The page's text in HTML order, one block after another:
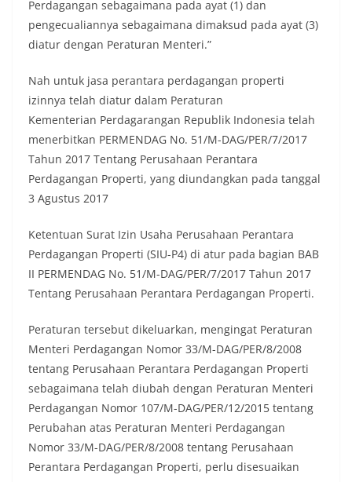
Perdagangan sebagaimana pada ayat (1) dan
pengecualiannya sebagaimana dimaksud pada ayat (3)
diatur dengan Peraturan Menteri.”
Nah untuk jasa perantara perdagangan properti
izinnya telah diatur dalam Peraturan
Kementerian Perdagarangan Republik Indonesia telah
menerbitkan PERMENDAG No. 51/M-DAG/PER/7/2017
Tahun 2017 Tentang Perusahaan Perantara
Perdagangan Properti, yang diundangkan pada tanggal
3 Agustus 2017
Ketentuan Surat Izin Usaha Perusahaan Perantara
Perdagangan Properti (SIU-P4) di atur pada bagian BAB
II PERMENDAG No. 51/M-DAG/PER/7/2017 Tahun 2017
Tentang Perusahaan Perantara Perdagangan Properti.
Peraturan tersebut dikeluarkan, mengingat Peraturan
Menteri Perdagangan Nomor 33/M-DAG/PER/8/2008
tentang Perusahaan Perantara Perdagangan Properti
sebagaimana telah diubah dengan Peraturan Menteri
Perdagangan Nomor 107/M-DAG/PER/12/2015 tentang
Perubahan atas Peraturan Menteri Perdagangan
Nomor 33/M-DAG/PER/8/2008 tentang Perusahaan
Perantara Perdagangan Properti, perlu disesuaikan